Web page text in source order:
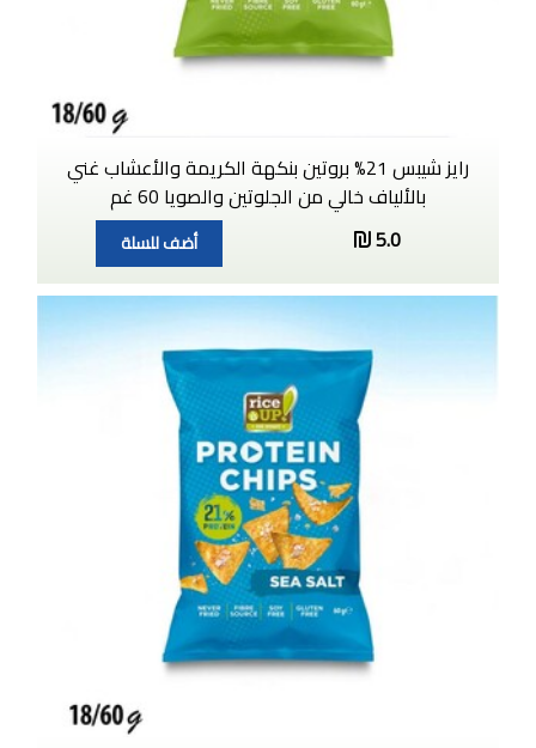
رايز شيبس 21% بروتين بنكهة الكريمة والأعشاب غني
بالألياف خالي من الجلوتين والصويا 60 غم
5.0
أضف للسلة